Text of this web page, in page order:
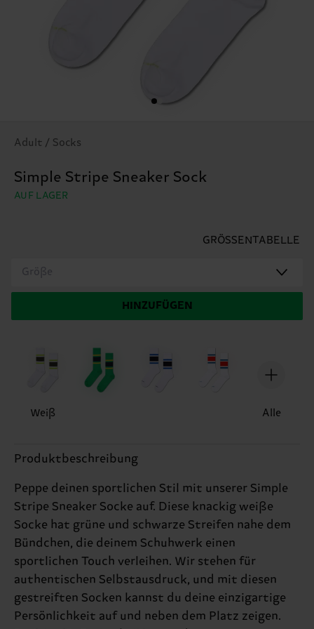
Adult / Socks
Simple Stripe Sneaker Sock
AUF LAGER
GRÖSSENTABELLE
Größe
HINZUFÜGEN
Weiß Alle
Produktbeschreibung
Peppe deinen sportlichen Stil mit unserer Simple
Stripe Sneaker Socke auf. Diese knackig weiße
Socke hat grüne und schwarze Streifen nahe dem
Bündchen, die deinem Schuhwerk einen
sportlichen Touch verleihen. Wir stehen für
authentischen Selbstausdruck, und mit diesen
gestreiften Socken kannst du deine einzigartige
Persönlichkeit auf und neben dem Platz zeigen.